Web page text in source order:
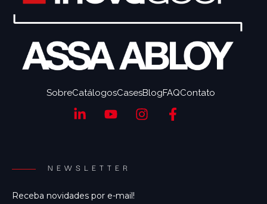
SobreCatálogosCasesBlogFAQContato
NEWSLETTER
Receba novidades por e-mail!